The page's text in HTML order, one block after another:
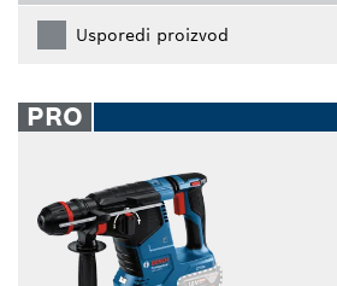
Usporedi proizvod
PRO